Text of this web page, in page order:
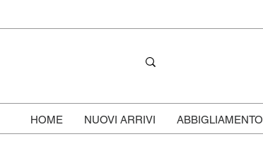
HOME NUOVI ARRIVI ABBIGLIAMENTO